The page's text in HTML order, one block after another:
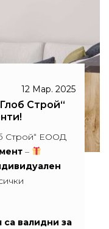
12 Мар. 2025
Строй“
Строй“ ЕООД
–
валидни за